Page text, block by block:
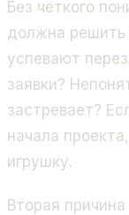
Без чёткого
должна
успевают
заявки?
застревает?
начала
игрушку.
Вторая